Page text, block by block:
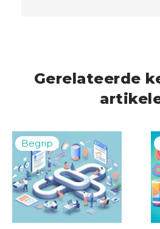
Gerelateerde